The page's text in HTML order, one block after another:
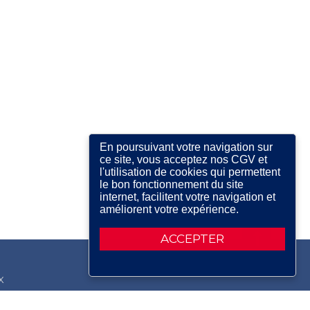
ACCEPTER
En poursuivant votre navigation sur
ce site, vous acceptez nos CGV et
l'utilisation de cookies qui permettent
le bon fonctionnement du site
internet, facilitent votre navigation et
améliorent votre expérience.